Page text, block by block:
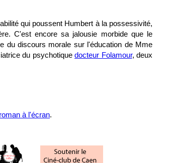
qui poussent Humbert à la possessivité,
C'est encore sa jalousie morbide que le
du discours morale sur l'éducation de Mme
du psychotiquedocteur Folamour, deux
à l'écran.